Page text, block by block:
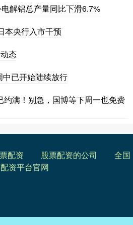
解铝总产量同比下滑6.7%
本央行入市干预
态
已开始陆续放行
满！别急，国博等下周一也免费
配资 股票配资的公司
全国
资平台官网